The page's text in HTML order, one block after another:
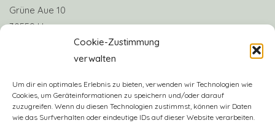
Cookie-Zustimmung
verwalten
Um dir ein optimales Erlebnis zu bieten, verwenden wir Technologien wie
Cookies, um Geräteinformationen zu speichern und/oder darauf
zuzugreifen. Wenn du diesen Technologien zustimmst, können wir Daten
wie das Surfverhalten oder eindeutige IDs auf dieser Website verarbeiten.
Grüne Aue 10
30559 Hannover
Telefon: +49 170 8063922
Vereinskonto: Deutsche Skatbank